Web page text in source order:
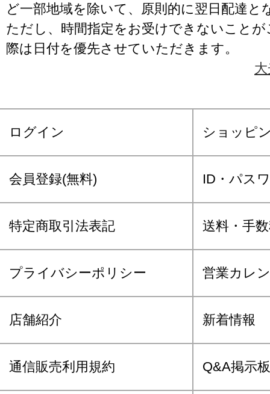
ど一部地域を除いて、原則的に翌日配達と
ただし、時間指定をお受けできないこと
際は日付を優先させていただきます。
ログイン ショッピ
会員登録(無料) ID・パス
特定商取引法表記 送料・手
プライバシーポリシー 営業カレ
店舗紹介 新着情報
通信販売利用規約 Q&A掲示板